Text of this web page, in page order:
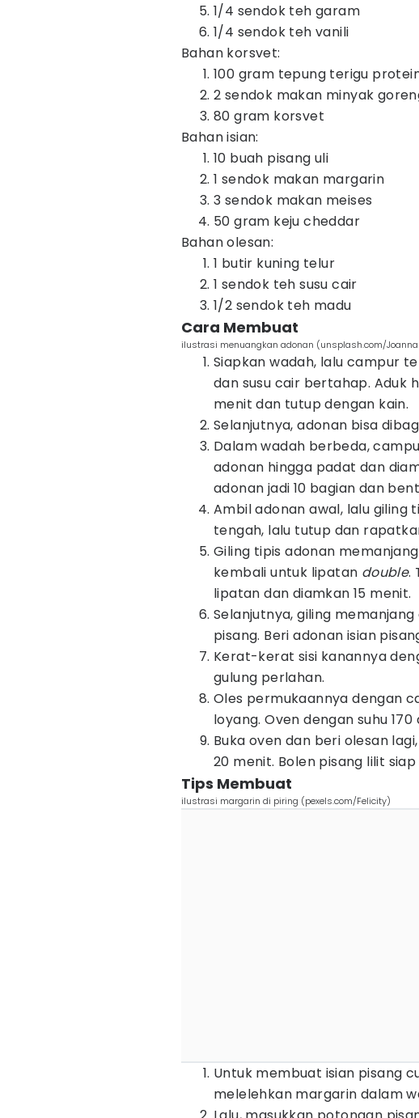
1/4 sendok teh garam
1/4 sendok teh vanili
Bahan korsvet:
100 gram tepung terigu
2 sendok makan minyak
80 gram korsvet
Bahan isian:
10 buah pisang uli
1 sendok makan margarin
3 sendok makan meises
50 gram keju cheddar
Bahan olesan:
1 butir kuning telur
1 sendok teh susu cair
1/2 sendok teh madu
Cara Membuat
ilustrasi menuangkan adonan (unsplash.com/Joanna
Siapkan wadah, lalu campur
dan susu cair bertahap. Aduk
menit dan tutup dengan kain.
Selanjutnya, adonan bisa
Dalam wadah berbeda,
adonan hingga padat dan
adonan jadi 10 bagian dan
Ambil adonan awal, lalu giling
tengah, lalu tutup dan
Giling tipis adonan
kembali untuk lipatan double.
lipatan dan diamkan 15 menit.
Selanjutnya, giling
pisang. Beri adonan isian
Kerat-kerat sisi kanannya
gulung perlahan.
Oles permukaannya dengan
loyang. Oven dengan suhu
Buka oven dan beri olesan
20 menit. Bolen pisang lilit
Tips Membuat
ilustrasi margarin di piring (pexels.com/Felicity)
Untuk membuat isian pisang
melelehkan margarin dalam